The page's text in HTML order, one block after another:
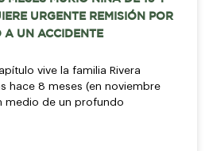
URGENTE REMISIÓN POR
A UN ACCIDENTE
vive la familia Rivera
hace 8 meses (en noviembre
medio de un profundo